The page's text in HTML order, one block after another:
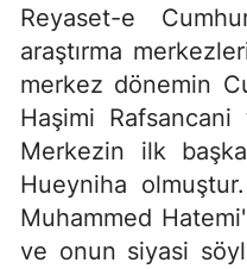
Reyaset-e
araştırma
merkez dönemin
Haşimi Rafsancani
Merkezin ilk
Hueyniha
Muhammed
ve onun siyasi